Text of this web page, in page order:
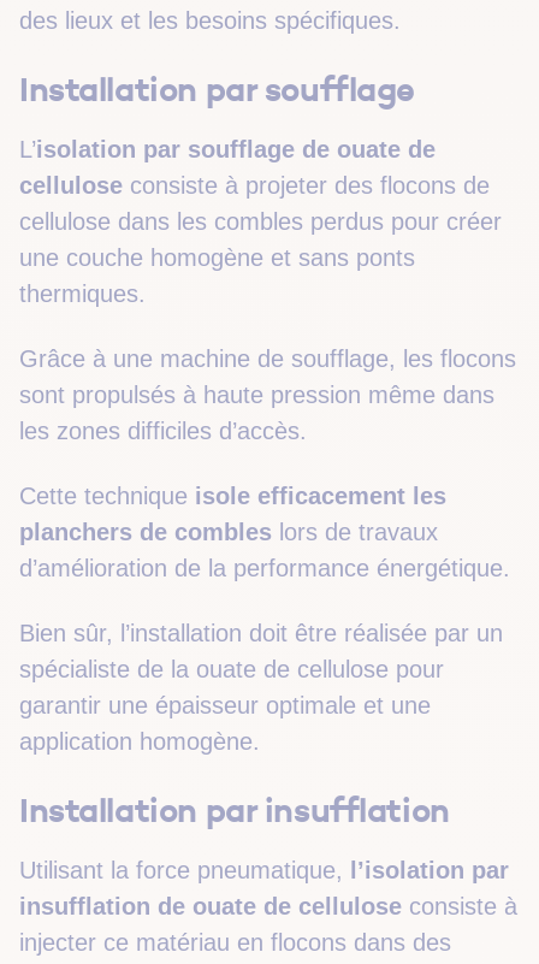
des lieux et les besoins spécifiques.
Installation par soufflage
L’isolation par soufflage de ouate de
cellulose consiste à projeter des flocons de
cellulose dans les combles perdus pour créer
une couche homogène et sans ponts
thermiques.
Grâce à une machine de soufflage, les flocons
sont propulsés à haute pression même dans
les zones difficiles d’accès.
Cette technique isole efficacement les
planchers de combles lors de travaux
d’amélioration de la performance énergétique.
Bien sûr, l’installation doit être réalisée par un
spécialiste de la ouate de cellulose pour
garantir une épaisseur optimale et une
application homogène.
Installation par insufflation
Utilisant la force pneumatique,
l’isolation par
insufflation de ouate de cellulose consiste à
injecter ce matériau en flocons dans des